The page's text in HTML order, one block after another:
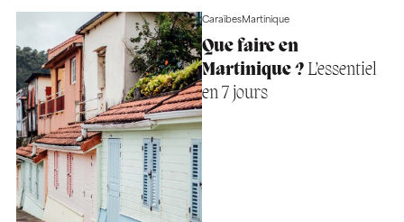
CaraïbesMartinique
Que faire en
Martinique ?L’essentiel
en 7 jours